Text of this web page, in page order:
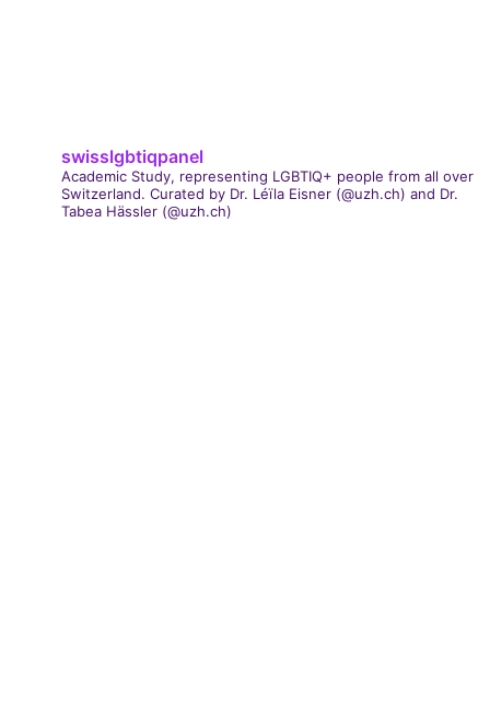
swisslgbtiqpanel
Academic Study, representing LGBTIQ+ people from all over
Switzerland. Curated by Dr. Léïla Eisner (@uzh.ch) and Dr.
Tabea Hässler (@uzh.ch)